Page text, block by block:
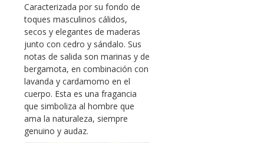
Caracterizada por su fondo de
toques masculinos cálidos,
secos y elegantes de maderas
junto con cedro y sándalo. Sus
notas de salida son marinas y de
bergamota, en combinación con
lavanda y cardamomo en el
cuerpo. Esta es una fragancia
que simboliza al hombre que
ama la naturaleza, siempre
genuino y audaz.